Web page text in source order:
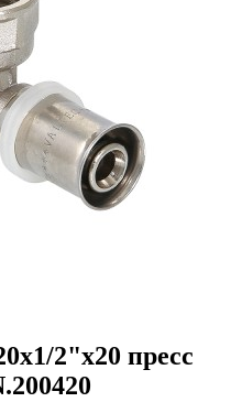
2"х20 пресс